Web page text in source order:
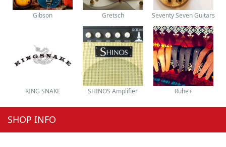
Gibson Gretsch Seventy Seven Guitars
KING SNAKE SHINOS Amplifier Ruhe+
SHOP INFO